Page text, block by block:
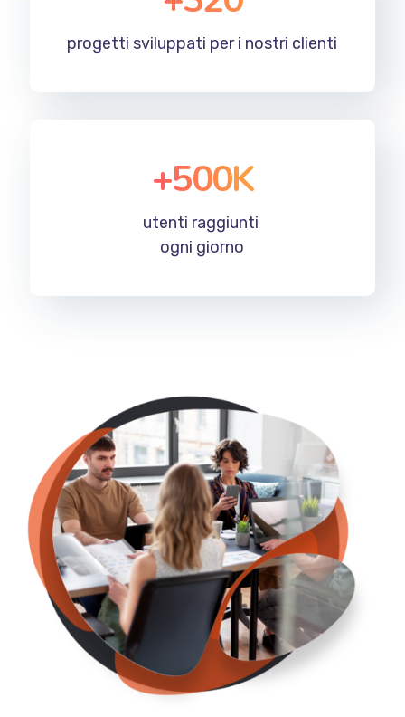
progetti sviluppati per i nostri clienti
+500K
utenti raggiunti
ogni giorno